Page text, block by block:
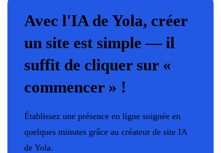
Avec l'IA de Yola, créer
un site est simple — il
suffit de cliquer sur «
commencer » !
Établissez une présence en ligne soignée en
quelques minutes grâce au créateur de site IA
de Yola.